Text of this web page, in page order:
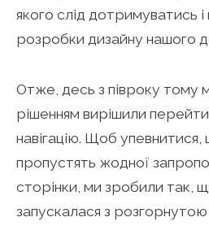
якого слід дотримуватись
розробки дизайну нашого
Отже, десь з півроку тому
рішенням вирішили
навігацію. Щоб
пропустять жодної
сторінки, ми зробили так,
запускалася з розгорнутою